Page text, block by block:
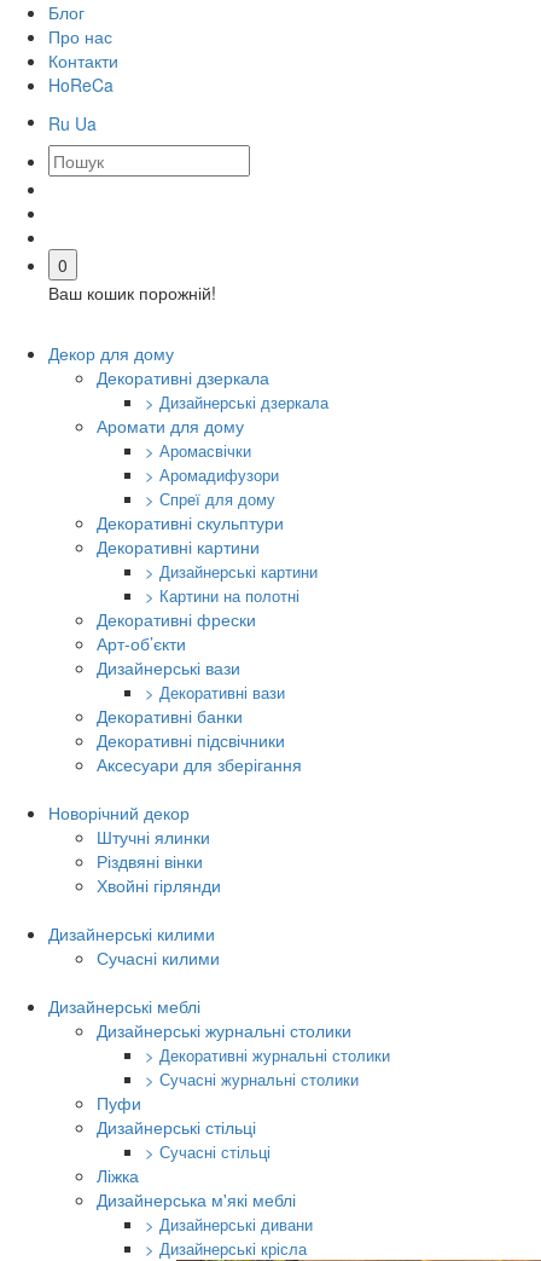
Блог
Про нас
Контакти
HoReCa
Ru Ua
0
Ваш кошик порожній!
Декор для дому
Декоративні дзеркала
> Дизайнерські дзеркала
Аромати для дому
> Аромасвічки
> Аромадифузори
> Спреї для дому
Декоративні скульптури
Декоративні картини
> Дизайнерські картини
> Картини на полотні
Декоративні фрески
Арт-об’єкти
Дизайнерські вази
> Декоративні вази
Декоративні банки
Декоративні підсвічники
Аксесуари для зберігання
Новорічний декор
Штучні ялинки
Різдвяні вінки
Хвойні гірлянди
Дизайнерські килими
Сучасні килими
Дизайнерські меблі
Дизайнерські журнальні столики
> Декоративні журнальні столики
> Сучасні журнальні столики
Пуфи
Дизайнерські стільці
> Сучасні стільці
Ліжка
Дизайнерська м'які меблі
> Дизайнерські дивани
> Дизайнерські крісла